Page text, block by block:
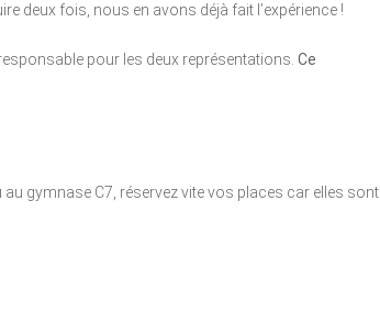
deux fois, nous en avons déjà fait l’expérience !
pour les deux représentations. Ce
gymnase C7, réservez vite vos places car elles sont